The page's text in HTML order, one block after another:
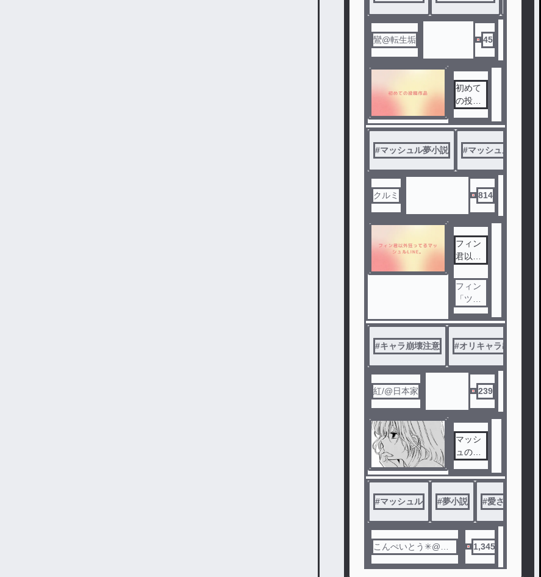
鸞@転生垢 45
初めて
の投稿
#マッシュル夢小説 #マッシュル
クルミ 814
フィン
君以外
るマッ
シュルL
INE。
だと思
のか、
ュルLIN
Eじゃ
なくな
って来
たぞオ
ラ
フィン
「ツッ
コミ疲
れた。
」サト
リ「恋
って必
要だよ
ねええ
#キャラ崩壊注意 #オリキャラ出ます
紅/@日本家 239
マッシ
ュの妹
なしで
¿?
#マッシュル #夢小説 #愛され要素あ
こんぺいとう✳︎@引
1,345